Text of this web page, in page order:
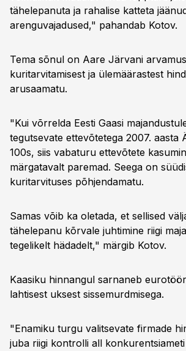
tähelepanuta ja rahalise katteta
arenguvajadused," pahandab Kotov.
Tema sõnul on Aare Järvani
kuritarvitamisest ja ülemäärastest
arusaamatu.
"Kui võrrelda Eesti Gaasi
tegutsevate ettevõtetega 2007. aasta
100s, siis vabaturu ettevõtete
märgatavalt paremad. Seega on
kuritarvituses põhjendamatu.
Samas võib ka oletada, et sellised
tähelepanu kõrvale juhtimine riigi
tegelikelt hädadelt," märgib Kotov.
Kaasiku hinnangul sarnaneb
lahtisest uksest sissemurdmisega.
"Enamiku turgu valitsevate firmade
juba riigi kontrolli all